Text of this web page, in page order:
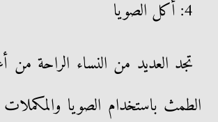
4: أكل الصويا
تجد العديد من النساء الراحة
الطمث باستخدام الصويا والمكملات